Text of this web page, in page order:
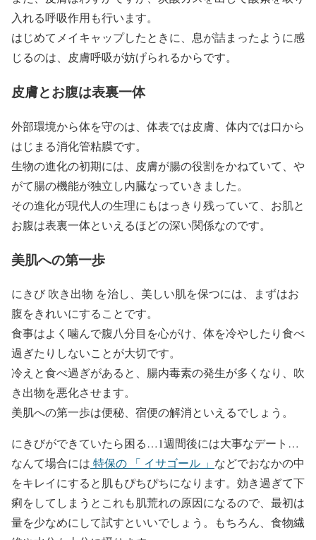
入れる呼吸作用も行います。
はじめてメイキャップしたときに、息が詰まったように感
じるのは、皮膚呼吸が妨げられるからです。
皮膚とお腹は表裏一体
外部環境から体を守のは、体表では皮膚、体内では口から
はじまる消化管粘膜です。
生物の進化の初期には、皮膚が腸の役割をかねていて、や
がて腸の機能が独立し内臓なっていきました。
その進化が現代人の生理にもはっきり残っていて、お肌と
お腹は表裏一体といえるほどの深い関係なのです。
美肌への第一歩
にきび 吹き出物 を治し、美しい肌を保つには、まずはお
腹をきれいにすることです。
食事はよく噛んで腹八分目を心がけ、体を冷やしたり食べ
過ぎたりしないことが大切です。
冷えと食べ過ぎがあると、腸内毒素の発生が多くなり、吹
き出物を悪化させます。
美肌への第一歩は便秘、宿便の解消といえるでしょう。
にきびができていたら困る…1週間後には大事なデート…
なんて場合には 特保の 「 イサゴール 」 などでおなかの中
をキレイにすると肌もぴちぴちになります。効き過ぎて下
痢をしてしまうとこれも肌荒れの原因になるので、最初は
量を少なめにして試すといいでしょう。もちろん、食物繊